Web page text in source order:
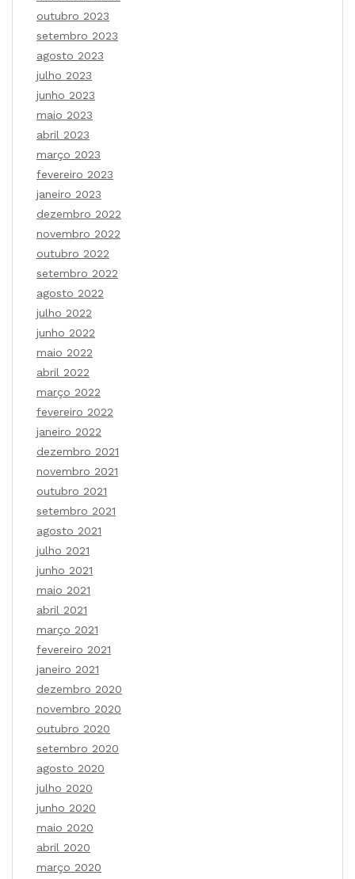
outubro 2023
setembro 2023
agosto 2023
julho 2023
junho 2023
maio 2023
abril 2023
março 2023
fevereiro 2023
janeiro 2023
dezembro 2022
novembro 2022
outubro 2022
setembro 2022
agosto 2022
julho 2022
junho 2022
maio 2022
abril 2022
março 2022
fevereiro 2022
janeiro 2022
dezembro 2021
novembro 2021
outubro 2021
setembro 2021
agosto 2021
julho 2021
junho 2021
maio 2021
abril 2021
março 2021
fevereiro 2021
janeiro 2021
dezembro 2020
novembro 2020
outubro 2020
setembro 2020
agosto 2020
julho 2020
junho 2020
maio 2020
abril 2020
março 2020